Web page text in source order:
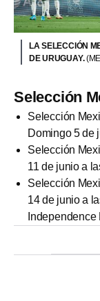
LA SELECCIÓN
DE URUGUAY.
Selección
Selección
Domingo 5 de
Selección
11 de junio a
Selección
14 de junio a
Independence